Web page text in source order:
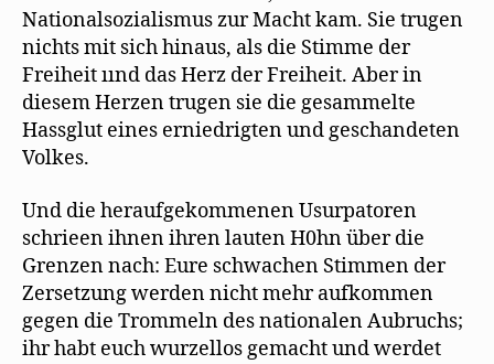
Nationalsozialismus zur Macht kam. Sie trugen
nichts mit sich hinaus, als die Stimme der
Freiheit ıınd das Herz der Freiheit. Aber in
diesem Herzen trugen sie die gesammelte
Hassglut eines erniedrigten und geschandeten
Volkes.
Und die heraufgekommenen Usurpatoren
schrieen ihnen ihren lauten H0hn über die
Grenzen nach: Eure schwachen Stimmen der
Zersetzung werden nicht mehr aufkommen
gegen die Trommeln des nationalen Aubruchs;
ihr habt euch wurzellos gemacht und werdet